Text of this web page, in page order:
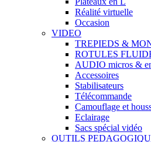
Réalité virtuelle
Occasion
VIDEO
TREPIEDS &
ROTULES
AUDIO micros &
Accessoires
Stabilisateurs
Télécommande
Camouflage et
Eclairage
Sacs spécial vidéo
OUTILS